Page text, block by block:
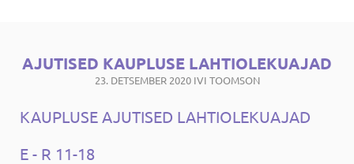
AJUTISED KAUPLUSE LAHTIOLEKUAJAD
23. DETSEMBER 2020 IVI TOOMSON
KAUPLUSE AJUTISED LAHTIOLEKUAJAD
E - R 11-18